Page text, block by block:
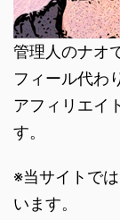
管理人のナオ
フィール代わ
アフィリエイ
す。
※当サイトで
います。